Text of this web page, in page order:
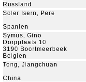
Russland
Soler Isern, Pere
Spanien
Symus, Gino
Dorpplaats 10
3190 Boortmeerbeek
Belgien
Tong, Jiangchuan
China